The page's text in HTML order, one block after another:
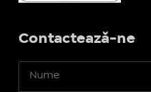
Contactează-ne